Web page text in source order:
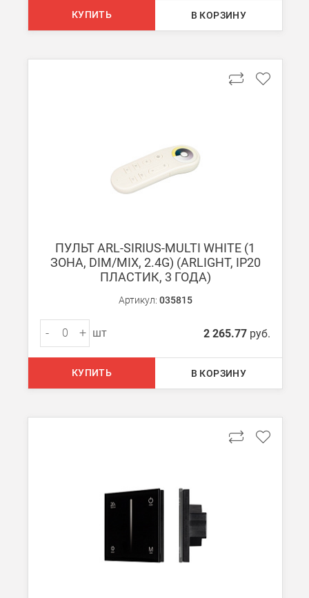
Стоимость доставки ТК до Вашего пункта назначения Вы
КУПИТЬ В КОРЗИНУ
ПУЛЬТ ARL-SIRIUS-MULTI WHITE (1
ЗОНА, DIM/MIX, 2.4G) (ARLIGHT, IP20
ПЛАСТИК, 3 ГОДА)
Артикул: 035815
- + шт 2 265.77 руб.
КУПИТЬ В КОРЗИНУ